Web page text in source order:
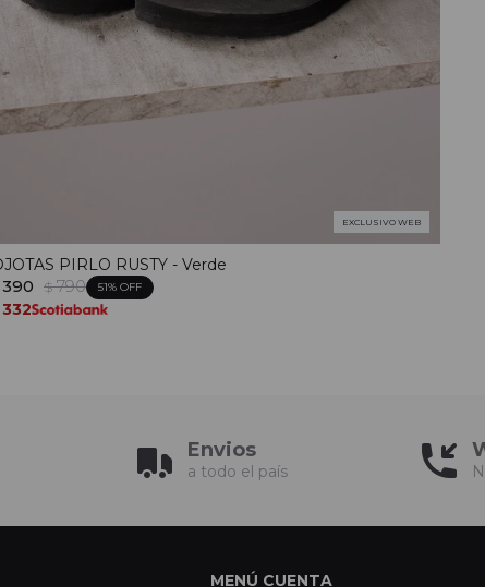
EXCLUSIVO WEB
PIRLO RUSTY - Verde
390 $ 790 51
332
Envios
a todo el país
MENÚ CUENTA